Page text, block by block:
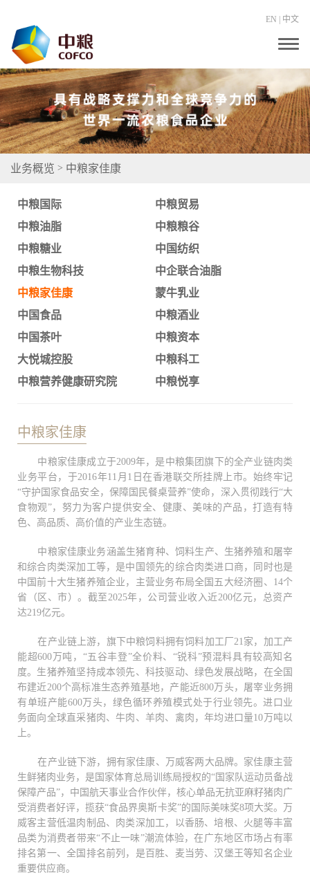
EN 中文
T
g
l
e
n
a
v
i
业务概览 > 中粮家佳康
中粮国际
中粮贸易
中粮油脂
中粮粮谷
中粮糖业
中国纺织
中粮生物科技
中企联合油脂
中粮家佳康
蒙牛乳业
中国食品
中粮酒业
中国茶叶
中粮资本
大悦城控股
中粮科工
中粮营养健康研究院
中粮悦享
中粮家佳康
中粮家佳康成立于2009年，是中粮集团旗下的全产业链肉类
业务平台，于2016年11月1日在香港联交所挂牌上市。始终牢记
“守护国家食品安全，保障国民餐桌营养”使命，深入贯彻践行“大
食物观”，努力为客户提供安全、健康、美味的产品，打造有特
色、高品质、高价值的产业生态链。
中粮家佳康业务涵盖生猪育种、饲料生产、生猪养殖和屠宰
和综合肉类深加工等，是中国领先的综合肉类进口商，同时也是
中国前十大生猪养殖企业，主营业务布局全国五大经济圈、14个
省（区、市）。截至2025年，公司营业收入近200亿元，总资产
达219亿元。
在产业链上游，旗下中粮饲料拥有饲料加工厂21家，加工产
能超600万吨，“五谷丰登”全价料、“锐科”预混料具有较高知名
度。生猪养殖坚持成本领先、科技驱动、绿色发展战略，在全国
布建近200个高标准生态养殖基地，产能近800万头，屠宰业务拥
有单班产能600万头，绿色循环养殖模式处于行业领先。进口业
务面向全球直采猪肉、牛肉、羊肉、禽肉，年均进口量10万吨以
上。
在产业链下游，拥有家佳康、万威客两大品牌。家佳康主营
生鲜猪肉业务，是国家体育总局训练局授权的“国家队运动员备战
保障产品”，中国航天事业合作伙伴，核心单品无抗亚麻籽猪肉广
受消费者好评，揽获“食品界奥斯卡奖”的国际美味奖8项大奖。万
威客主营低温肉制品、肉类深加工，以香肠、培根、火腿等丰富
品类为消费者带来“不止一味”潮流体验，在广东地区市场占有率
排名第一、全国排名前列，是百胜、麦当劳、汉堡王等知名企业
重要供应商。